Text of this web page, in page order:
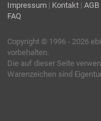
Impressum | Kontakt | AGB
FAQ
Copyright © 1996 - 2026
vorbehalten.
Die auf dieser Seite
Warenzeichen sind